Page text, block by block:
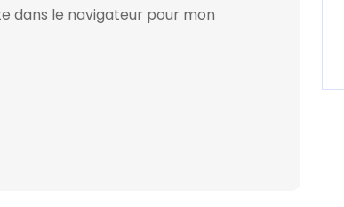
dans le navigateur pour mon